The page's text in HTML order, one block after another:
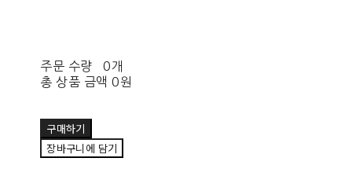
주문 수량
0개
총 상품 금액 0원
구매하기
장바구니에 담기